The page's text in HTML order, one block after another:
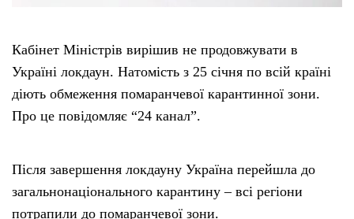
Кабінет Міністрів вирішив не продовжувати в
Україні локдаун. Натомість з 25 січня по всій країні
діють обмеження помаранчевої карантинної зони.
Про це повідомляє “24 канал”.
Після завершення локдауну Україна перейшла до
загальнонаціонального карантину – всі регіони
потрапили до помаранчевої зони.